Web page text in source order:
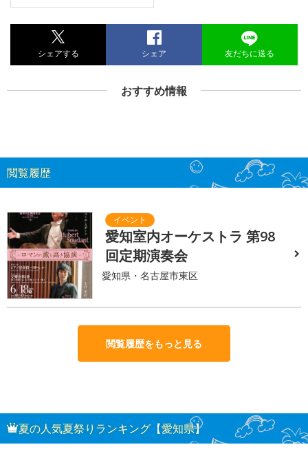
シェアする シェア 友だちに送る
おすすめ情報
閲覧履歴
愛知室内オーケストラ 第98
回定期演奏会
愛知県・名古屋市東区
閲覧履歴をもっと見る
夏の人気夏祭りランキング【愛知県】